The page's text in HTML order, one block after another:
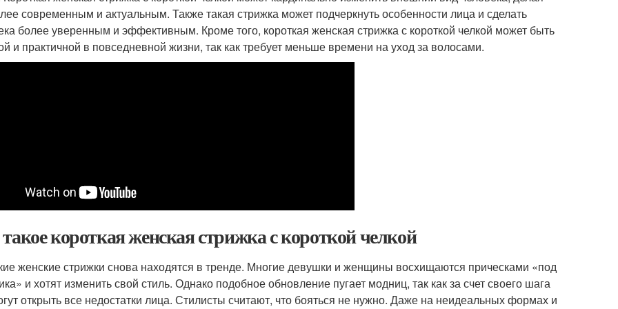
современным и актуальным. Также такая стрижка может подчеркнуть особенности лица и сделать
более уверенным и эффективным. Кроме того, короткая женская стрижка с короткой челкой может быть
и практичной в повседневной жизни, так как требует меньше времени на уход за волосами.
короткая женская стрижка с короткой челкой
женские стрижки снова находятся в тренде. Многие девушки и женщины восхищаются прическами «под
и хотят изменить свой стиль. Однако подобное обновление пугает модниц, так как за счет своего шага
открыть все недостатки лица. Стилисты считают, что бояться не нужно. Даже на неидеальных формах и